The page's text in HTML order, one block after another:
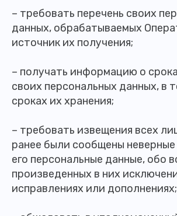
– требовать перечень своих
данных, обрабатываемых
источник их получения;
– получать информацию о
своих персональных данных, в
сроках их хранения;
– требовать извещения всех
ранее были сообщены
его персональные данные, обо
произведенных в них
исправлениях или дополнениях;